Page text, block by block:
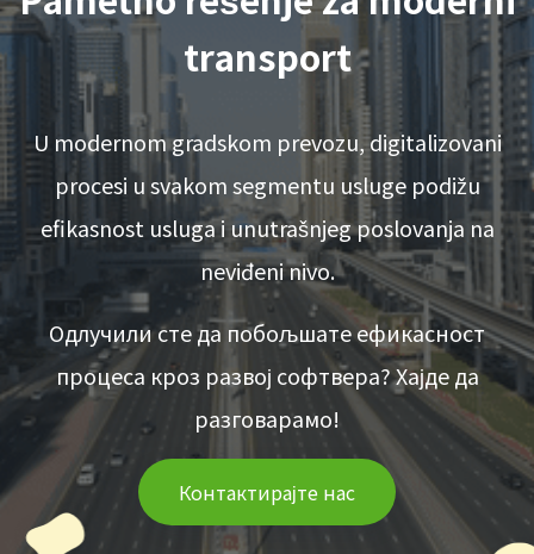
transport
U modernom gradskom prevozu, digitalizovani
procesi u svakom segmentu usluge podižu
efikasnost usluga i unutrašnjeg poslovanja na
neviđeni nivo.
Одлучили сте да побољшате ефикасност
процеса кроз развој софтвера? Хајде да
разговарамо!
Контактирајте нас